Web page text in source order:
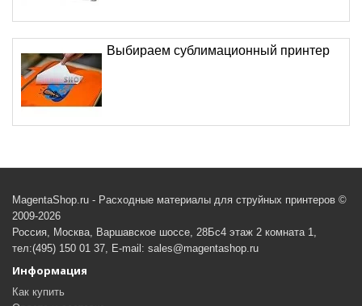
Выбираем сублимационный принтер
MagentaShop.ru - Расходные материалы для струйных принтеров ©
2009-2026
Россия, Москва, Варшавское шоссе, 28Бс4 этаж 2 комната 1,
тел:(495) 150 01 37, E-mail: sales@magentashop.ru
Информация
Как купить